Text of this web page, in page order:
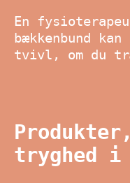
En
bækkenbund
tvivl, om du
tryghed i